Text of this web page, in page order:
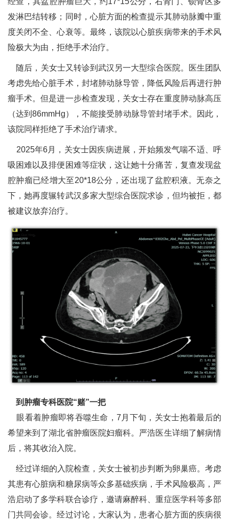
发淋巴结转移；同时，心脏方面的检查提示其肺动脉瓣中重
度关闭不全、心衰等。最终，该院以心脏疾病带来的手术风
险极大为由，拒绝手术治疗。
随后，关女士又转诊到武汉另一大型综合医院。医生团队
考虑先给心脏手术，封堵肺动脉导管，降低风险后再进行肿
瘤手术。但是进一步检查发现，关女士存在重度肺动脉高压
（达到86mmHg），不能接受肺动脉导管封堵手术。因此，
该院同样拒绝了手术治疗请求。
2025年6月，关女士因疾病进展，开始频发气喘不适、呼
吸困难以及排便困难等症状，这让她十分痛苦，复查发现盆
腔肿瘤已经增大至20*18公分，还出现了盆腔积液。无奈之
下，她再度辗转武汉多家大型综合医院求诊，但均被拒，都
被建议放弃治疗。
到肿瘤专科医院“赌”一把
眼看着肿瘤即将吞噬生命，7月下旬，关女士抱着最后的
希望来到了湖北省肿瘤医院妇瘤科。严浩医生详细了解病情
后，将其收治入院。
经过详细的入院检查，关女士被初步判断为卵巢癌。考虑
其患有心脏病和糖尿病等众多基础疾病，手术风险极高，严
浩启动了多学科联合诊疗，邀请麻醉科、重症医学科等多部
门共同会诊。经过讨论，大家认为，患者心脏方面的疾病很